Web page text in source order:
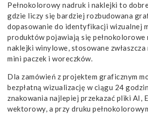
Pełnokolorowy nadruk i naklejki to
gdzie liczy się bardziej rozbudowana
dopasowanie do identyfikacji wizualnej
produktów pojawiają się pełnokolorowe
naklejki winylowe, stosowane zwłaszcza
mini paczek i woreczków.
Dla zamówień z projektem graficznym
bezpłatną wizualizację w ciągu 24
znakowania najlepiej przekazać pliki AI,
wektorowy, a przy druku